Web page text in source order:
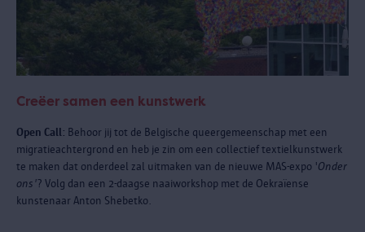
Creëer samen een kunstwerk
Open Call: Behoor jij tot de Belgische queergemeenschap met een
migratieachtergrond en heb je zin om een collectief textielkunstwerk
te maken dat onderdeel zal uitmaken van de nieuwe MAS-expo 'Onder
ons'? Volg dan een 2-daagse naaiworkshop met de Oekraïense
kunstenaar Anton Shebetko.